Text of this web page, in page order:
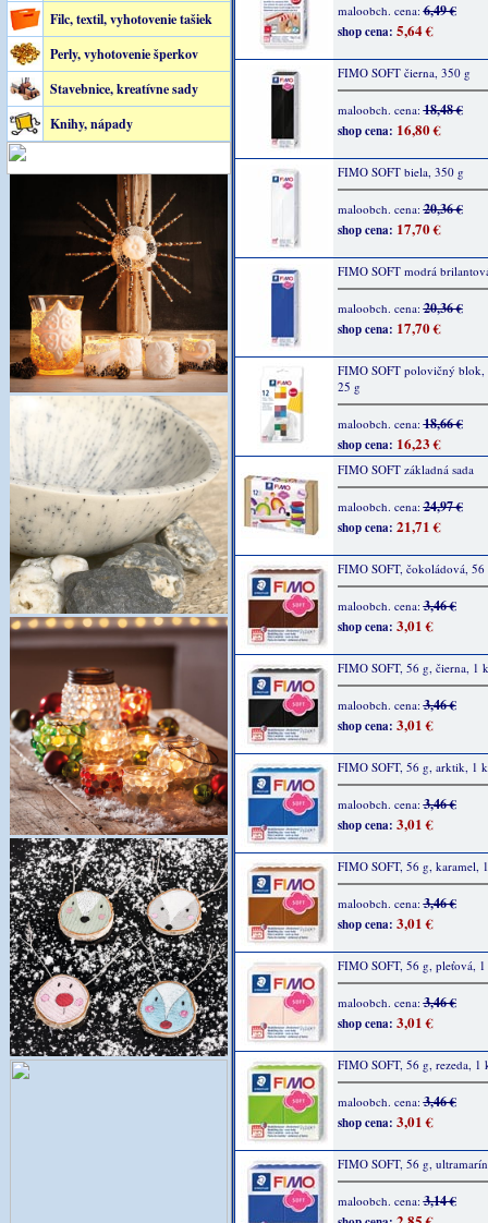
Filc, textil, vyhotovenie tašiek
Perly, vyhotovenie šperkov
Stavebnice, kreatívne sady
Knihy, nápady
maloobch. cena:6,49 €
shop cena: 5,64 €
FIMO SOFT čierna, 350 g
maloobch. cena:18,48 €
shop cena: 16,80 €
FIMO SOFT biela, 350 g
maloobch. cena:20,36 €
shop cena: 17,70 €
FIMO SOFT modrá
maloobch. cena:20,36 €
shop cena: 17,70 €
FIMO SOFT polovičný blok,
25 g
maloobch. cena:18,66 €
shop cena: 16,23 €
FIMO SOFT základná sada
maloobch. cena:24,97 €
shop cena: 21,71 €
FIMO SOFT, čokoládová, 56
maloobch. cena:3,46 €
shop cena: 3,01 €
FIMO SOFT, 56 g, čierna, 1
maloobch. cena:3,46 €
shop cena: 3,01 €
FIMO SOFT, 56 g, arktik, 1
maloobch. cena:3,46 €
shop cena: 3,01 €
FIMO SOFT, 56 g, karamel,
maloobch. cena:3,46 €
shop cena: 3,01 €
FIMO SOFT, 56 g, pleťová, 1
maloobch. cena:3,46 €
shop cena: 3,01 €
FIMO SOFT, 56 g, rezeda, 1
maloobch. cena:3,46 €
shop cena: 3,01 €
FIMO SOFT, 56 g,
maloobch. cena:3,14 €